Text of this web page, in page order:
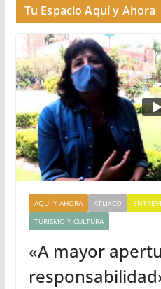
Tu Espacio Aquí y Ahora
AQUÍ Y AHORA ATLIXCO
TURISMO Y CULTURA
«A mayor